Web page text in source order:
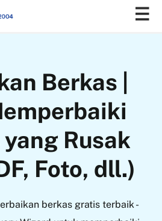
Berkas |
Rusak
Foto, dll.)
berkas gratis terbaik -